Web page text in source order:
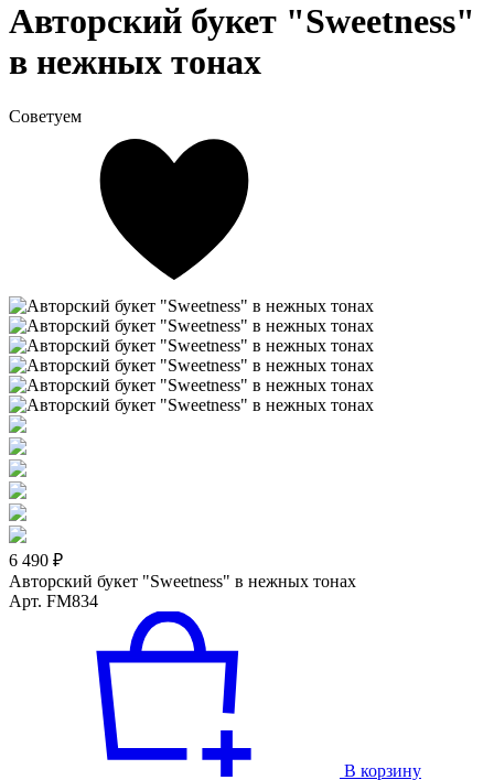
Авторский букет "Sweetness"
в нежных тонах
Советуем
6 490 ₽
Авторский букет "Sweetness" в нежных тонах
Арт. FM834
В корзину